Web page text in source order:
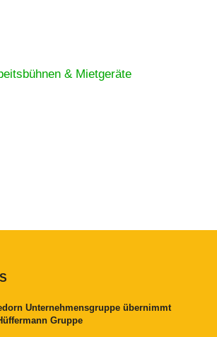
& Mietgeräte
Unternehmensgruppe übernimmt
Gruppe